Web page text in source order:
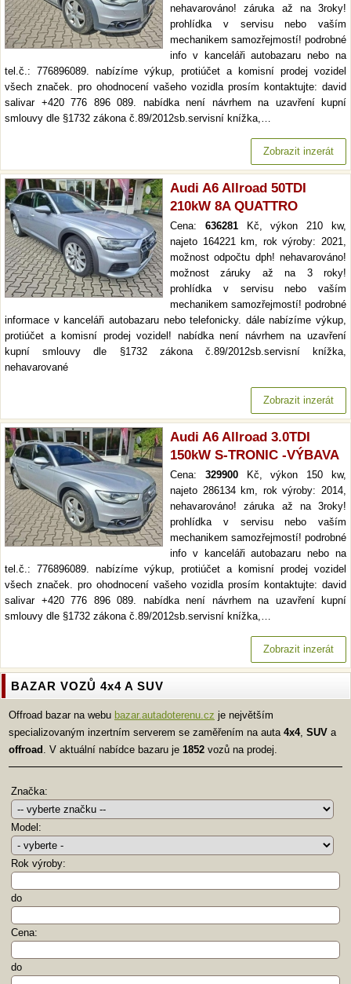
nehavarováno! záruka až na 3roky!
prohlídka v servisu nebo vaším
mechanikem samozřejmostí! podrobné
info v kanceláři autobazaru nebo na
tel.č.: 776896089. nabízíme výkup, protiúčet a komisní prodej vozidel
všech značek. pro ohodnocení vašeho vozidla prosím kontaktujte: david
salivar +420 776 896 089. nabídka není návrhem na uzavření kupní
smlouvy dle §1732 zákona č.89/2012sb.servisní knížka,…
Zobrazit inzerát
Audi A6 Allroad 50TDI
210kW 8A QUATTRO
Cena: 636281Kč, výkon 210 kw,
najeto 164221 km, rok výroby: 2021,
možnost odpočtu dph! nehavarováno!
možnost záruky až na 3 roky!
prohlídka v servisu nebo vaším
mechanikem samozřejmostí! podrobné
informace v kanceláři autobazaru nebo telefonicky. dále nabízíme výkup,
protiúčet a komisní prodej vozidel! nabídka není návrhem na uzavření
kupní smlouvy dle §1732 zákona č.89/2012sb.servisní knížka,
nehavarované
Zobrazit inzerát
Audi A6 Allroad 3.0TDI
150kW S-TRONIC -VÝBAVA
Cena: 329900Kč, výkon 150 kw,
najeto 286134 km, rok výroby: 2014,
nehavarováno! záruka až na 3roky!
prohlídka v servisu nebo vaším
mechanikem samozřejmostí! podrobné
info v kanceláři autobazaru nebo na
tel.č.: 776896089. nabízíme výkup, protiúčet a komisní prodej vozidel
všech značek. pro ohodnocení vašeho vozidla prosím kontaktujte: david
salivar +420 776 896 089. nabídka není návrhem na uzavření kupní
smlouvy dle §1732 zákona č.89/2012sb.servisní knížka,…
Zobrazit inzerát
BAZAR VOZŮ 4x4 A SUV
Offroad bazar na webu bazar.autadoterenu.cz je největším
specializovaným inzertním serverem se zaměřením na auta 4x4, SUV a
offroad . V aktuální nabídce bazaru je 1852 vozů na prodej.
Značka:
Model:
Rok výroby:
do
Cena:
do